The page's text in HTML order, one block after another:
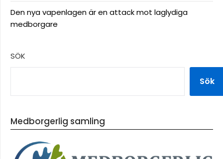
Den nya vapenlagen är en attack mot laglydiga
medborgare
SÖK
Sök
Medborgerlig samling